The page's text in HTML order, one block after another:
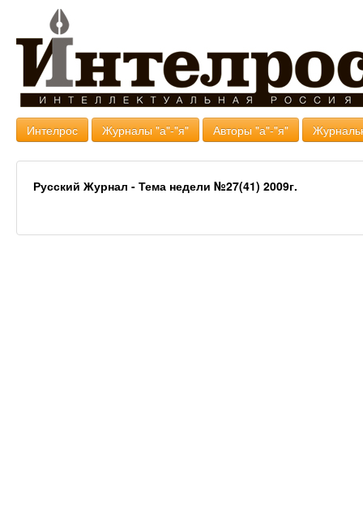
Интелрос Журналы "а"-"я" Авторы "а"-"я"
Русский Журнал - Тема недели №27(41) 2009г.